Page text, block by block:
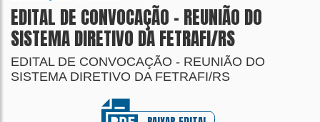
EDITAL DE CONVOCAÇÃO - REUNIÃO DO
SISTEMA DIRETIVO DA FETRAFI/RS
EDITAL DE CONVOCAÇÃO - REUNIÃO DO
SISTEMA DIRETIVO DA FETRAFI/RS